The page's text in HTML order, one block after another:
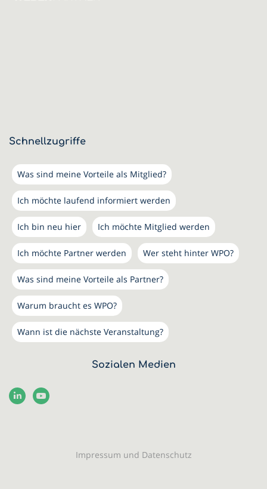
Schnellzugriffe
Was sind meine Vorteile als Mitglied?
Ich möchte laufend informiert werden
Ich bin neu hier Ich möchte Mitglied werden
Ich möchte Partner werden Wer steht hinter WPO?
Was sind meine Vorteile als Partner?
Warum braucht es WPO?
Wann ist die nächste Veranstaltung?
Sozialen Medien
Impressum und Datenschutz